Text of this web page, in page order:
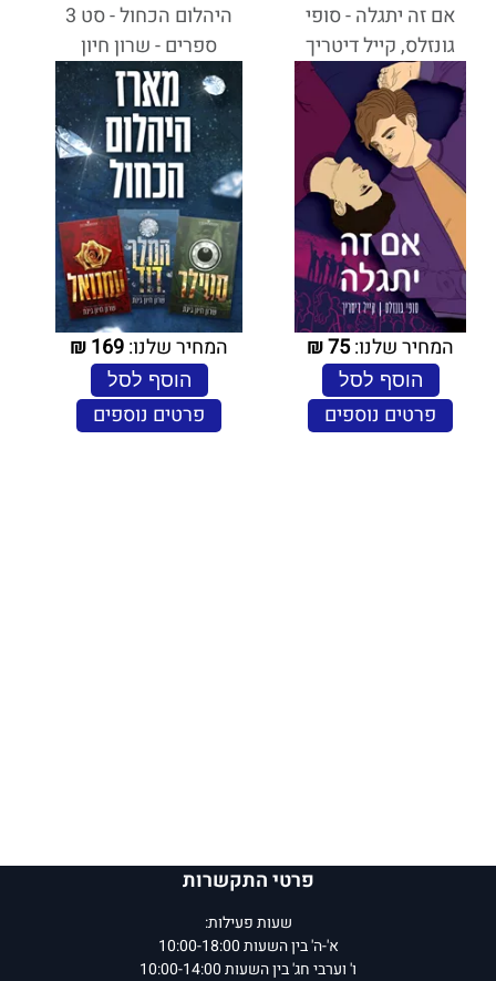
אם זה יתגלה - סופי
גונזלס, קייל דיטריך
המחיר שלנו:75
₪
הוסף לסל
פרטים נוספים
היהלום הכחול - סט 3
ספרים - שרון חיון
המחיר שלנו:169
₪
הוסף לסל
פרטים נוספים
פרטי התקשרות
שעות פעילות:
א'-ה' בין השעות 10:00-18:00
ו' וערבי חג' בין השעות 10:00-14:00